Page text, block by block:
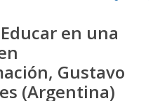
Educar en una
Gustavo
(Argentina)